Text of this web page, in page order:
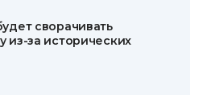
сворачивать
из-за исторических